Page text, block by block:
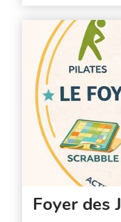
Foyer des